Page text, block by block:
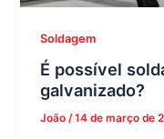
Soldagem
É possível
galvanizado?
João/14 de março de